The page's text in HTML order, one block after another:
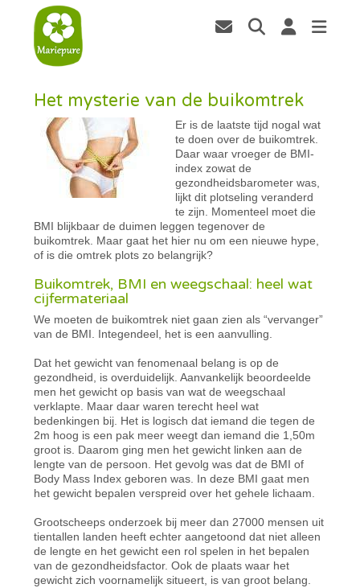
Het mysterie van de buikomtrek
Er is de laatste tijd nogal wat
te doen over de buikomtrek.
Daar waar vroeger de BMI-
index zowat de
gezondheidsbarometer was,
lijkt dit plotseling veranderd
te zijn. Momenteel moet die
BMI blijkbaar de duimen leggen tegenover de
buikomtrek. Maar gaat het hier nu om een nieuwe hype,
of is die omtrek plots zo belangrijk?
Buikomtrek, BMI en weegschaal: heel wat
cijfermateriaal
We moeten de buikomtrek niet gaan zien als “vervanger”
van de BMI. Integendeel, het is een aanvulling.
Dat het gewicht van fenomenaal belang is op de
gezondheid, is overduidelijk. Aanvankelijk beoordeelde
men het gewicht op basis van wat de weegschaal
verklapte. Maar daar waren terecht heel wat
bedenkingen bij. Het is logisch dat iemand die tegen de
2m hoog is een pak meer weegt dan iemand die 1,50m
groot is. Daarom ging men het gewicht linken aan de
lengte van de persoon. Het gevolg was dat de BMI of
Body Mass Index geboren was. In deze BMI gaat men
het gewicht bepalen verspreid over het gehele lichaam.
Grootscheeps onderzoek bij meer dan 27000 mensen uit
tientallen landen heeft echter aangetoond dat niet alleen
de lengte en het gewicht een rol spelen in het bepalen
van de gezondheidsfactor. Ook de plaats waar het
gewicht zich voornamelijk situeert, is van groot belang.